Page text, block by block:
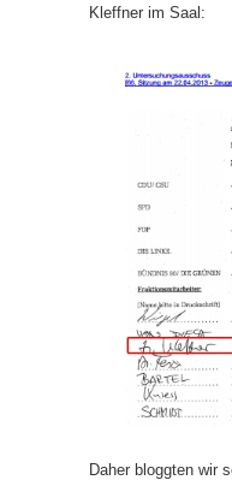
Kleffner im Saal:
Daher bloggten wir